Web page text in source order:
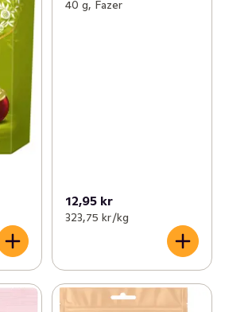
40 g, Fazer
12,95 kr
323,75 kr /kg